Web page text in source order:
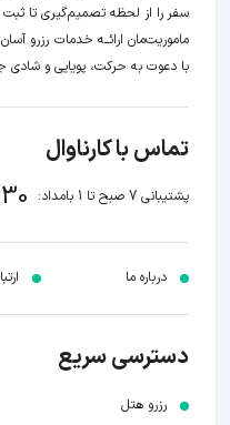
سفر را از لحظه‌ تصمیم‌گیری تا ثبت
ماموریت‌مان اراﺋــﻪ خدمات رزرو
با دعوت به حرکت، پویایی و شادی
تماس با کارناوال
پشتیبانی 7 صبح تا 1 بامداد:
درباره ما
دسترسی سریع
رزرو هتل